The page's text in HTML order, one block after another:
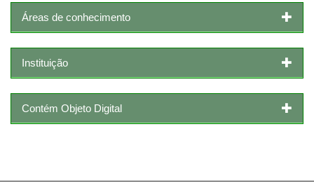
Áreas de conhecimento
Instituição
Contém Objeto Digital